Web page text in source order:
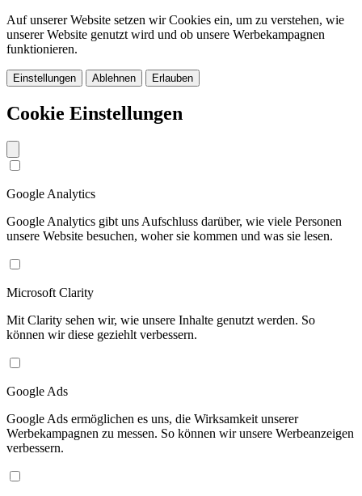
Auf unserer Website setzen wir Cookies ein, um zu verstehen, wie
unserer Website genutzt wird und ob unsere Werbekampagnen
funktionieren.
Einstellungen Ablehnen Erlauben
Cookie Einstellungen
Google Analytics
Google Analytics gibt uns Aufschluss darüber, wie viele Personen
unsere Website besuchen, woher sie kommen und was sie lesen.
Microsoft Clarity
Mit Clarity sehen wir, wie unsere Inhalte genutzt werden. So
können wir diese geziehlt verbessern.
Google Ads
Google Ads ermöglichen es uns, die Wirksamkeit unserer
Werbekampagnen zu messen. So können wir unsere Werbeanzeigen
verbessern.